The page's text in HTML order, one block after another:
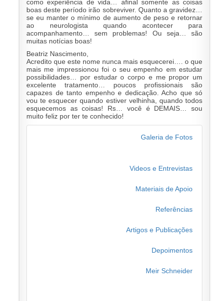
como experiência de vida… afinal somente as coisas
boas deste período irão sobreviver. Quanto a gravidez…
se eu manter o mínimo de aumento de peso e retornar
ao neurologista quando acontecer para
acompanhamento… sem problemas! Ou seja… são
muitas notícias boas!
Beatriz Nascimento,
Acredito que este nome nunca mais esquecerei…. o que
mais me impressionou foi o seu empenho em estudar
possibilidades… por estudar o corpo e me propor um
excelente tratamento… poucos profissionais são
capazes de tanto empenho e dedicação. Acho que só
vou te esquecer quando estiver velhinha, quando todos
esquecemos as coisas! Rs… você é DEMAIS… sou
muito feliz por ter te conhecido!
Galeria de Fotos
Videos e Entrevistas
Materiais de Apoio
Referências
Artigos e Publicações
Depoimentos
Meir Schneider